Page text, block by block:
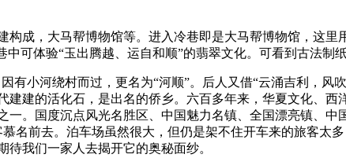
，大马帮博物馆等。进入冷巷即是大马帮博物馆，这里
可体验“玉出腾越、运自和顺”的翡翠文化。可看到古法制
小河绕村而过，更名为“河顺”。后人又借“云涌吉利，风
建的活化石，是出名的侨乡。六百多年来，华夏文化、
。国度沉点风光名胜区、中国魅力名镇、全国漂亮镇、
前去。泊车场虽然很大，但仍是架不住开车来的旅客太
我们一家人去揭开它的奥秘面纱。